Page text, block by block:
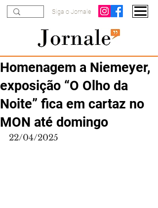
Siga o Jornale
Homenagem a Niemeyer,
exposição “O Olho da
Noite” fica em cartaz no
MON até domingo
22/04/2025